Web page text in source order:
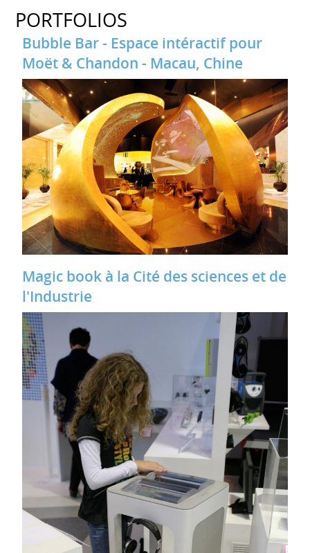
PORTFOLIOS
Bubble Bar - Espace intéractif pour
Moët & Chandon - Macau, Chine
Magic book à la Cité des sciences et de
l'Industrie